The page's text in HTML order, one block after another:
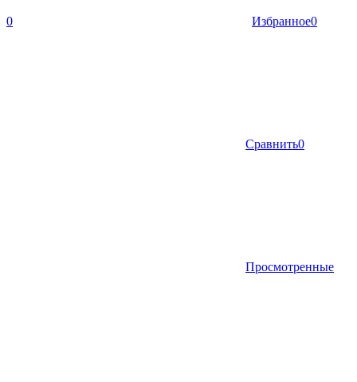
0 Избранное0
Сравнить0
Просмотренные